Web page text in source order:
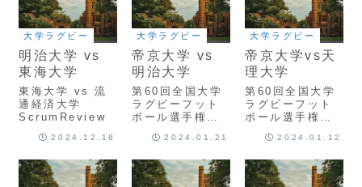
大学ラグビー
明治大学 vs
東海大学
東海大学 vs 流
通経済大学
ScrumReview
2024.12.18
大学ラグビー
帝京大学 vs
明治大学
第60回全国大学
ラグビーフット
ボール選手権大
学 vs 明治大学
2024.01.21
大学ラグビー
帝京大学vs天
理大学
第60回全国大学
ラグビーフット
ボール選手権大
大学vs天理大学
2024.01.12